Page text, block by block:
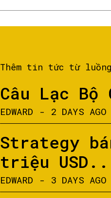
Thêm tin tức từ
Câu Lạc
EDWARD - 2 DAYS AGO
Strategy
triệu
EDWARD - 3 DAYS AGO